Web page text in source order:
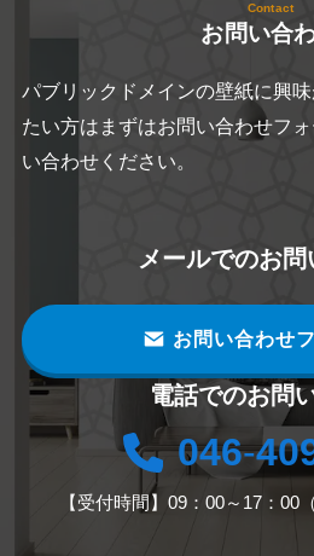
Contact
お問い合
パブリックドメインの壁紙に興
たい方はまずはお問い合わせフ
い合わせください。
メールでのお
お問い合わせ
電話でのお問
046-
【受付時間】09：00～17：00